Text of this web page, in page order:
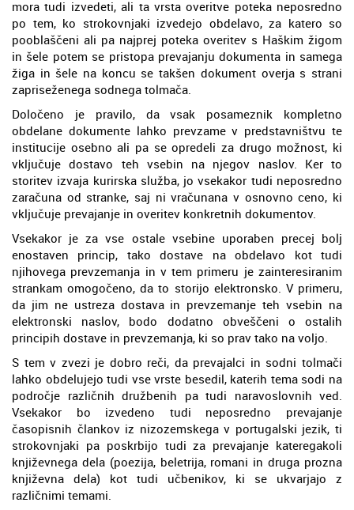
mora tudi izvedeti, ali ta vrsta overitve poteka neposredno
po tem, ko strokovnjaki izvedejo obdelavo, za katero so
pooblaščeni ali pa najprej poteka overitev s Haškim žigom
in šele potem se pristopa prevajanju dokumenta in samega
žiga in šele na koncu se takšen dokument overja s strani
zapriseženega sodnega tolmača.
Določeno je pravilo, da vsak posameznik kompletno
obdelane dokumente lahko prevzame v predstavništvu te
institucije osebno ali pa se opredeli za drugo možnost, ki
vključuje dostavo teh vsebin na njegov naslov. Ker to
storitev izvaja kurirska služba, jo vsekakor tudi neposredno
zaračuna od stranke, saj ni vračunana v osnovno ceno, ki
vključuje prevajanje in overitev konkretnih dokumentov.
Vsekakor je za vse ostale vsebine uporaben precej bolj
enostaven princip, tako dostave na obdelavo kot tudi
njihovega prevzemanja in v tem primeru je zainteresiranim
strankam omogočeno, da to storijo elektronsko. V primeru,
da jim ne ustreza dostava in prevzemanje teh vsebin na
elektronski naslov, bodo dodatno obveščeni o ostalih
principih dostave in prevzemanja, ki so prav tako na voljo.
S tem v zvezi je dobro reči, da prevajalci in sodni tolmači
lahko obdelujejo tudi vse vrste besedil, katerih tema sodi na
področje različnih družbenih pa tudi naravoslovnih ved.
Vsekakor bo izvedeno tudi neposredno prevajanje
časopisnih člankov iz nizozemskega v portugalski jezik, ti
strokovnjaki pa poskrbijo tudi za prevajanje kateregakoli
književnega dela (poezija, beletrija, romani in druga prozna
književna dela) kot tudi učbenikov, ki se ukvarjajo z
različnimi temami.